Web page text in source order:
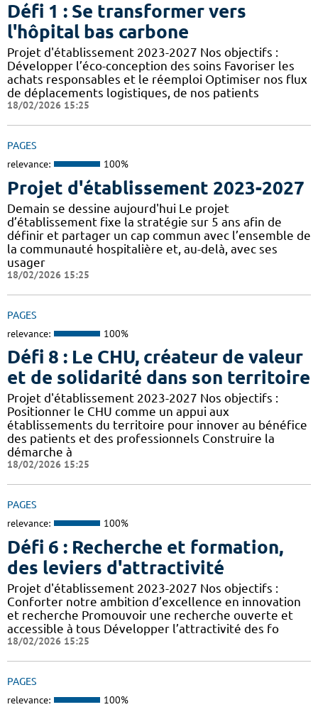
Défi 1 : Se transformer vers
l'hôpital bas carbone
Projet d'établissement 2023-2027 Nos objectifs :
Développer l’éco-conception des soins Favoriser les
achats responsables et le réemploi Optimiser nos flux
de déplacements logistiques, de nos patients
18/02/2026 15:25
PAGES
relevance: 100%
Projet d'établissement 2023-2027
Demain se dessine aujourd'hui Le projet
d’établissement fixe la stratégie sur 5 ans afin de
définir et partager un cap commun avec l’ensemble de
la communauté hospitalière et, au-delà, avec ses
usager
18/02/2026 15:25
PAGES
relevance: 100%
Défi 8 : Le CHU, créateur de valeur
et de solidarité dans son territoire
Projet d'établissement 2023-2027 Nos objectifs :
Positionner le CHU comme un appui aux
établissements du territoire pour innover au bénéfice
des patients et des professionnels Construire la
démarche à
18/02/2026 15:25
PAGES
relevance: 100%
Défi 6 : Recherche et formation,
des leviers d'attractivité
Projet d'établissement 2023-2027 Nos objectifs :
Conforter notre ambition d’excellence en innovation
et recherche Promouvoir une recherche ouverte et
accessible à tous Développer l’attractivité des fo
18/02/2026 15:25
PAGES
relevance: 100%